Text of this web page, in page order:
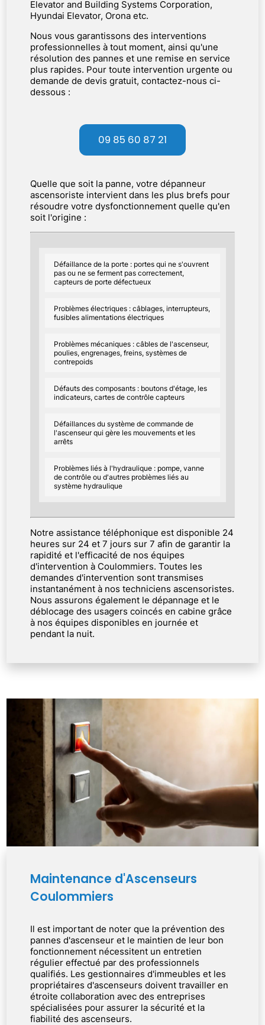
Elevator and Building Systems Corporation,
Hyundai Elevator, Orona etc.
Nous vous garantissons des interventions
professionnelles à tout moment, ainsi qu'une
résolution des pannes et une remise en service
plus rapides. Pour toute intervention urgente ou
demande de devis gratuit, contactez-nous ci-
dessous :
09 85 60 87 21
Quelle que soit la panne, votre dépanneur
ascensoriste intervient dans les plus brefs pour
résoudre votre dysfonctionnement quelle qu'en
soit l'origine :
Défaillance de la porte : portes qui ne s'ouvrent
pas ou ne se ferment pas correctement,
capteurs de porte défectueux
Problèmes électriques : câblages, interrupteurs,
fusibles alimentations électriques
Problèmes mécaniques : câbles de l'ascenseur,
poulies, engrenages, freins, systèmes de
contrepoids
Défauts des composants : boutons d'étage, les
indicateurs, cartes de contrôle capteurs
Défaillances du système de commande de
l'ascenseur qui gère les mouvements et les
arrêts
Problèmes liés à l'hydraulique : pompe, vanne
de contrôle ou d'autres problèmes liés au
système hydraulique
Notre assistance téléphonique est disponible 24
heures sur 24 et 7 jours sur 7 afin de garantir la
rapidité et l'efficacité de nos équipes
d'intervention à Coulommiers. Toutes les
demandes d'intervention sont transmises
instantanément à nos techniciens ascensoristes.
Nous assurons également le dépannage et le
déblocage des usagers coincés en cabine grâce
à nos équipes disponibles en journée et
pendant la nuit.
Maintenance d'Ascenseurs
Coulommiers
Il est important de noter que la prévention des
pannes d'ascenseur et le maintien de leur bon
fonctionnement nécessitent un entretien
régulier effectué par des professionnels
qualifiés. Les gestionnaires d'immeubles et les
propriétaires d'ascenseurs doivent travailler en
étroite collaboration avec des entreprises
spécialisées pour assurer la sécurité et la
fiabilité des ascenseurs.